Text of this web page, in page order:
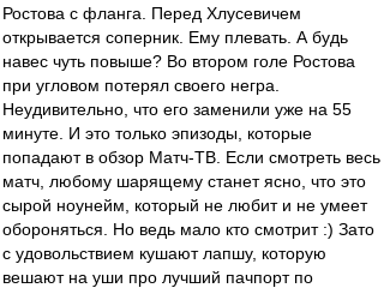
Ростова с фланга. Перед Хлусевичем
открывается соперник. Ему плевать. А будь
навес чуть повыше? Во втором голе Ростова
при угловом потерял своего негра.
Неудивительно, что его заменили уже на 55
минуте. И это только эпизоды, которые
попадают в обзор Матч-ТВ. Если смотреть весь
матч, любому шарящему станет ясно, что это
сырой ноунейм, который не любит и не умеет
обороняться. Но ведь мало кто смотрит :) Зато
с удовольствием кушают лапшу, которую
вешают на уши про лучший пачпорт по